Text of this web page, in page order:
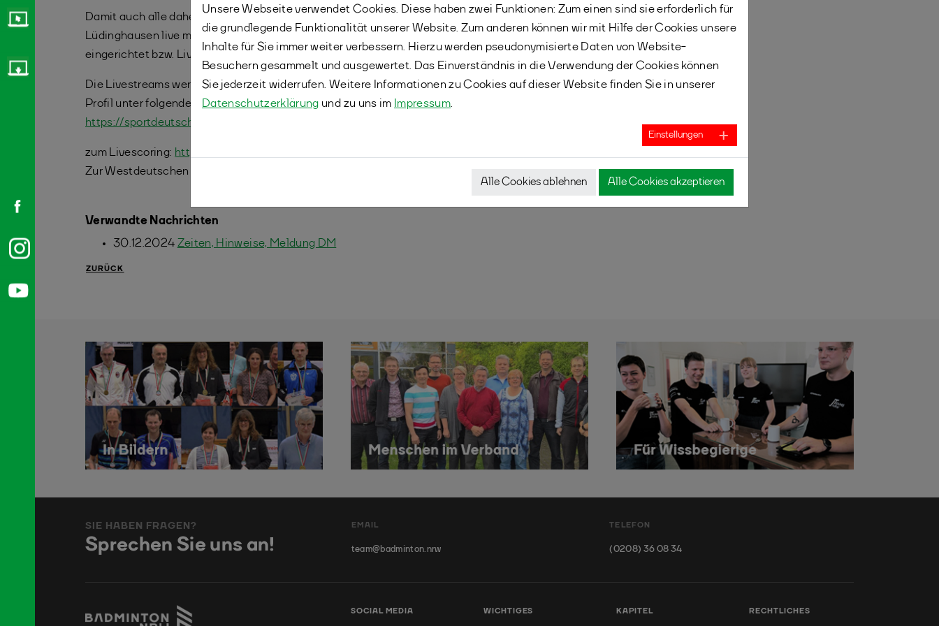
Damit auch alle daheimgebliebenen Badmintonfans Spiele aus der Drei-Burgen-Stadt
Lüdinghausen live miterleben können, wird während des gesamten Turniers ein Livestream
eingerichtet bzw. Livescoring von allen 6 Feldern.
Die Livestreams werden über sportdeutschland.tv übertragen. Eine Übersicht kann über unser
Profil unter folgendem Link abgerufen werden:
https://sportdeutschland.tv/sc-union-luedinghausen
zum Livescoring: https://wdmo19.de
Zur Westdeutschen Meisterschaft O19 2025 bei:
Verwandte Nachrichten
30.12.2024 Zeiten, Hinweise, Meldung DM
ZURÜCK
SIE HABEN FRAGEN?
Sprechen Sie uns an!
EMAIL
team@badminton.nrw
TELEFON
(0208) 36 08 34
SOCIAL MEDIA WICHTIGES KAPITEL RECHTLICHES
Unsere Webseite verwendet Cookies. Diese haben zwei Funktionen: Zum einen sind sie erforderlich für
die grundlegende Funktionalität unserer Website. Zum anderen können wir mit Hilfe der Cookies unsere
Inhalte für Sie immer weiter verbessern. Hierzu werden pseudonymisierte Daten von Website-
Besuchern gesammelt und ausgewertet. Das Einverständnis in die Verwendung der Cookies können
Sie jederzeit widerrufen. Weitere Informationen zu Cookies auf dieser Website finden Sie in unserer
Datenschutzerklärung und zu uns im Impressum.
Einstellungen
Alle Cookies ablehnen Alle Cookies akzeptieren